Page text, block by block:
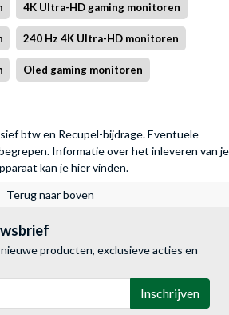
4K Ultra-HD gaming monitoren
240 Hz 4K Ultra-HD monitoren
Oled gaming monitoren
btw en Recupel-bijdrage. Eventuele
Informatie over het inleveren van je
kan je hier vinden.
Terug naar boven
producten, exclusieve acties en
Inschrijven